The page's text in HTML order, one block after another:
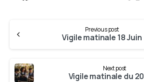
Previous post
Vigile matinale 18 Juin
Next post
Vigile matinale du